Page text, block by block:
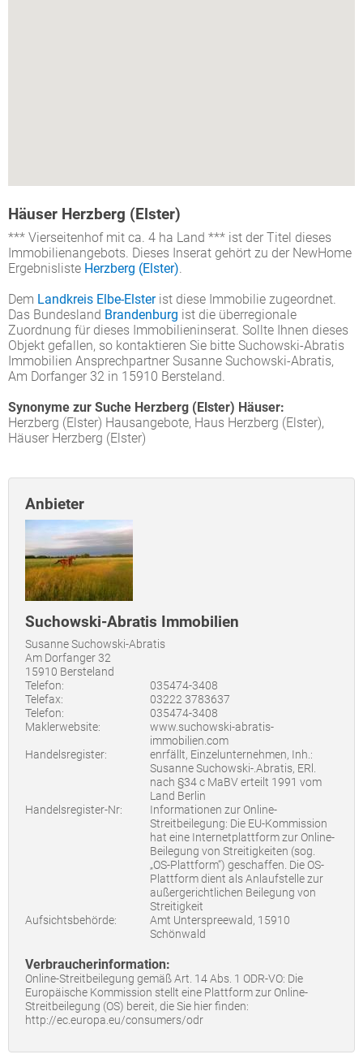
Häuser Herzberg (Elster)
*** Vierseitenhof mit ca. 4 ha Land *** ist der Titel dieses
Immobilienangebots. Dieses Inserat gehört zu der NewHome
Ergebnisliste Herzberg (Elster)
Dem Landkreis Elbe-Elsterist diese Immobilie zugeordnet.
Das Bundesland Brandenburg ist die überregionale
Zuordnung für dieses Immobilieninserat. Sollte Ihnen dieses
Objekt gefallen, so kontaktieren Sie bitte Suchowski-Abratis
Immobilien Ansprechpartner Susanne Suchowski-Abratis,
Am Dorfanger 32 in 15910 Bersteland.
Synonyme zur Suche Herzberg (Elster) Häuser:
Herzberg (Elster) Hausangebote, Haus Herzberg (Elster),
Häuser Herzberg (Elster)
Anbieter
Suchowski-Abratis Immobilien
Susanne Suchowski-Abratis
Am Dorfanger 32
15910 Bersteland
Telefon:
035474-3408
Telefax:
03222 3783637
Telefon:
035474-3408
Maklerwebsite:
www.suchowski-abratis-
immobilien.com
Handelsregister:
enrfällt, Einzelunternehmen, Inh.:
Susanne Suchowski-.Abratis, ERl.
nach §34 c MaBV erteilt 1991 vom
Land Berlin
Handelsregister-Nr:
Informationen zur Online-
Streitbeilegung: Die EU-Kommission
hat eine Internetplattform zur Online-
Beilegung von Streitigkeiten (sog.
„OS-Plattform“) geschaffen. Die OS-
Plattform dient als Anlaufstelle zur
außergerichtlichen Beilegung von
Streitigkeit
Aufsichtsbehörde:
Amt Unterspreewald, 15910
Schönwald
Verbraucherinformation:
Online-Streitbeilegung gemäß Art. 14 Abs. 1 ODR-VO: Die
Europäische Kommission stellt eine Plattform zur Online-
Streitbeilegung (OS) bereit, die Sie hier finden:
http://ec.europa.eu/consumers/odr